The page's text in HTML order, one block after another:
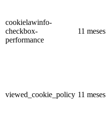
cookielawinfo-
checkbox-
performance
11 meses
viewed_cookie_policy 11 meses